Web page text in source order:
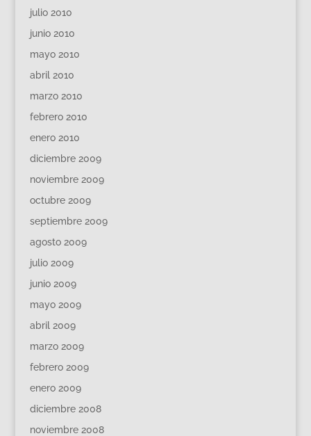
julio 2010
junio 2010
mayo 2010
abril 2010
marzo 2010
febrero 2010
enero 2010
diciembre 2009
noviembre 2009
octubre 2009
septiembre 2009
agosto 2009
julio 2009
junio 2009
mayo 2009
abril 2009
marzo 2009
febrero 2009
enero 2009
diciembre 2008
noviembre 2008